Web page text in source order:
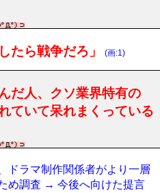
たら戦争だろ」 (画:1)
だ人、クソ業界特有の
ていて呆れまくっている
ドラマ制作関係者がより一層
め調査 → 今後へ向けた提言